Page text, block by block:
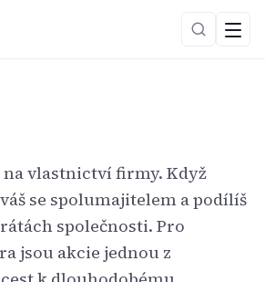
vlastnictví firmy. Když
se spolumajitelem a podílíš
společnosti. Pro
jsou akcie jednou z